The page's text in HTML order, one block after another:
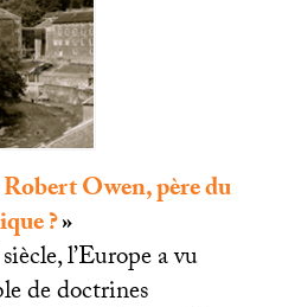
Robert Owen, père du
?»
l’Europe a vu
de doctrines